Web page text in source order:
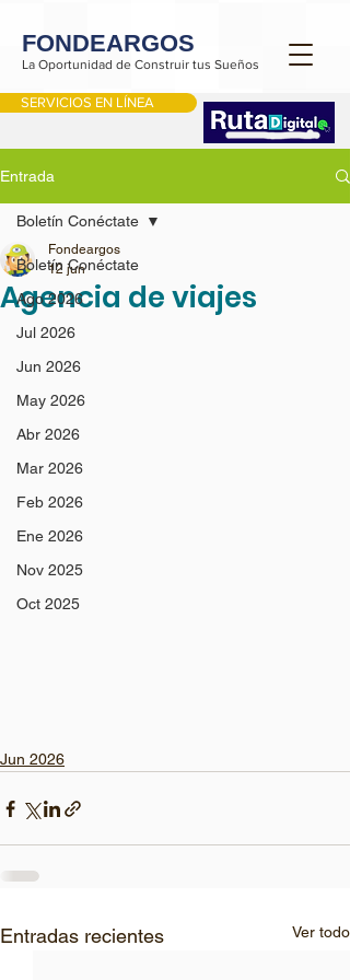
FONDEARGOS
SERVICIOS EN LÍNEA
La Oportunidad de Construir tus Sueños
Entrada
Boletín Conéctate
Ago 2026
Jul 2026
Jun 2026
May 2026
Abr 2026
Mar 2026
Feb 2026
Ene 2026
Nov 2025
Oct 2025
Boletín Conéctate
Agencia de viajes
Fondeargos
12 jun
Jun 2026
Entradas recientes Ver todo